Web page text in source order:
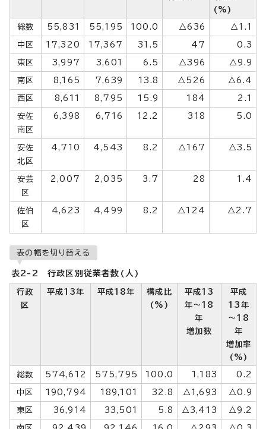
(%)
総数 55,831 55,195 100.0 △636 △1.1
中区 17,320 17,367 31.5 47 0.3
東区 3,997 3,601 6.5 △396 △9.9
南区 8,165 7,639 13.8 △526 △6.4
西区 8,611 8,795 15.9 184 2.1
安佐
南区
6,398 6,716 12.2 318 5.0
安佐
北区
4,710 4,543 8.2 △167 △3.5
安芸
区
2,007 2,035 3.7 28 1.4
佐伯
区
4,623 4,499 8.2 △124 △2.7
表の幅を切り替える
表2-2 行政区別従業者数(人)
行政
区
平成13年 平成18年
構成比
(%)
平成13
年～18
年
増加数
平成
13年
～18
年
増加率
(%)
総数 574,612 575,795 100.0 1,183 0.2
中区 190,794 189,101 32.8 △1,693 △0.9
東区 36,914 33,501 5.8 △3,413 △9.2